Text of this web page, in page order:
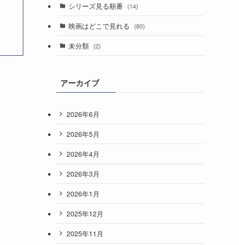
シリーズ見る順番 (14)
映画はどこで見れる (80)
未分類 (2)
アーカイブ
2026年6月
2026年5月
2026年4月
2026年3月
2026年1月
2025年12月
2025年11月